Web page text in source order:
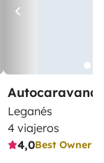
Autocaravana
Leganés
4 viajeros
4,0Best Owner